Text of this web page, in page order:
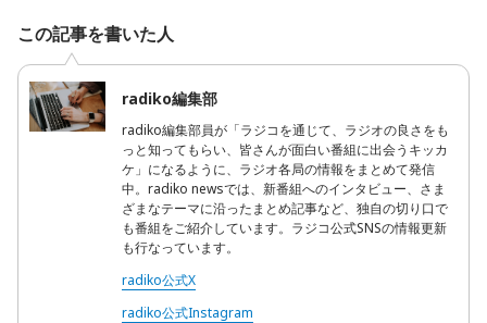
この記事を書いた人
radiko編集部
radiko編集部員が「ラジコを通じて、ラジオの良さをも
っと知ってもらい、皆さんが面白い番組に出会うキッカ
ケ」になるように、ラジオ各局の情報をまとめて発信
中。radiko newsでは、新番組へのインタビュー、さま
ざまなテーマに沿ったまとめ記事など、独自の切り口で
も番組をご紹介しています。ラジコ公式SNSの情報更新
も行なっています。
radiko公式X
radiko公式Instagram